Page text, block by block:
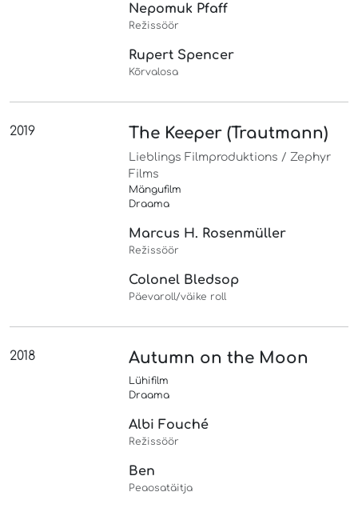
Nepomuk Pfaff
Režissöör
Rupert Spencer
Kõrvalosa
2019 The Keeper (Trautmann)
Lieblings Filmproduktions / Zephyr
Films
Mängufilm
Draama
Marcus H. Rosenmüller
Režissöör
Colonel Bledsop
Päevaroll/väike roll
2018 Autumn on the Moon
Lühifilm
Draama
Albi Fouché
Režissöör
Ben
Peaosatäitja